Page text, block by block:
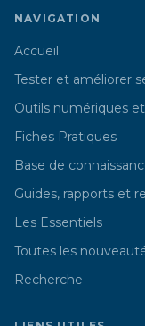
NAVIGATION
Accueil
Tester et améliorer
Outils numériques
Fiches Pratiques
Base de
Guides, rapports et
Les Essentiels
Toutes les
Recherche